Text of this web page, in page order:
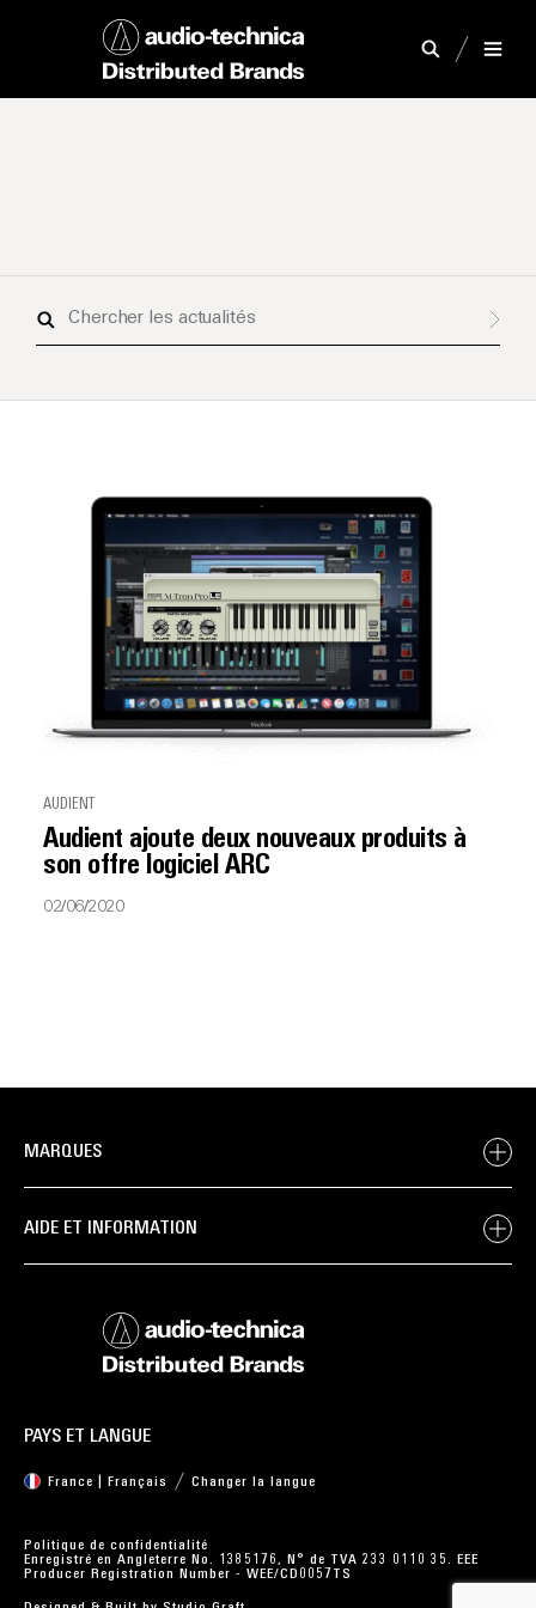
Chercher
AUDIENT
Audient ajoute deux nouveaux produits à
son offre logiciel ARC
02/06/2020
MARQUES
AIDE ET INFORMATION
PAYS ET LANGUE
France | Français Changer la langue
Politique de confidentialité
Enregistré en Angleterre No. 1385176, N° de TVA 233 0110 35. EEE
Producer Registration Number - WEE/CD0057TS